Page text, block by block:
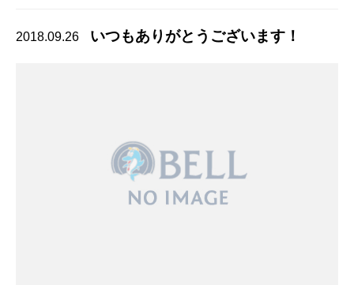
2018.09.26 いつもありがとうございます！